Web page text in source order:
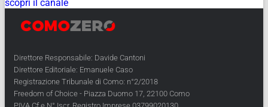
scopri il canale
Direttore Responsabile: Davide Cantoni
Direttore Editoriale: Emanuele Caso
Registrazione Tribunale di Como: n°2/2018
Freedom of Choice - Piazza Duomo 17, 22100 Como